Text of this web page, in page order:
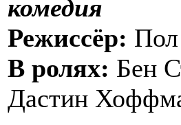
комедия
Режиссёр:
В ролях: Бен
Дастин